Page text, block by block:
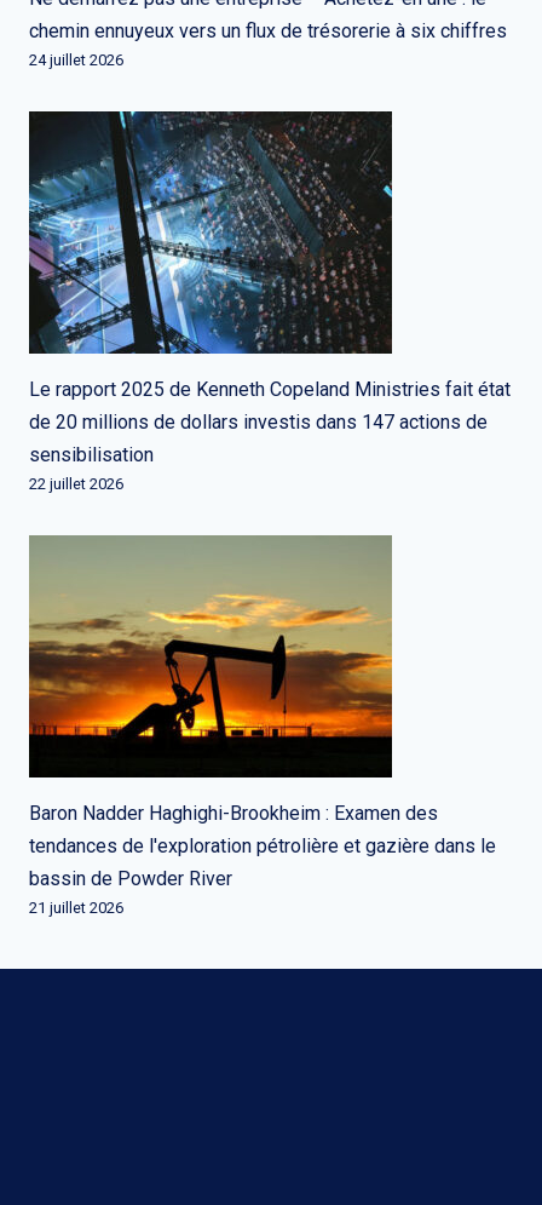
chemin ennuyeux vers un flux de trésorerie à six chiffres
24 juillet 2026
Le rapport 2025 de Kenneth Copeland Ministries fait état
de 20 millions de dollars investis dans 147 actions de
sensibilisation
22 juillet 2026
Baron Nadder Haghighi-Brookheim : Examen des
tendances de l'exploration pétrolière et gazière dans le
bassin de Powder River
21 juillet 2026